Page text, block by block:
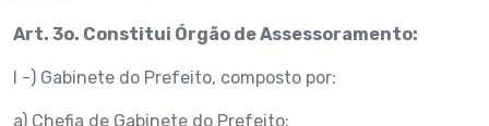
Art. 3o. Constitui Órgão de Assessoramento:
I -) Gabinete do Prefeito, composto por:
a) Chefia de Gabinete do Prefeito;